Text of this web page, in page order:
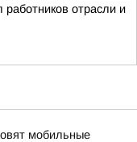
работников отрасли и
мобильные